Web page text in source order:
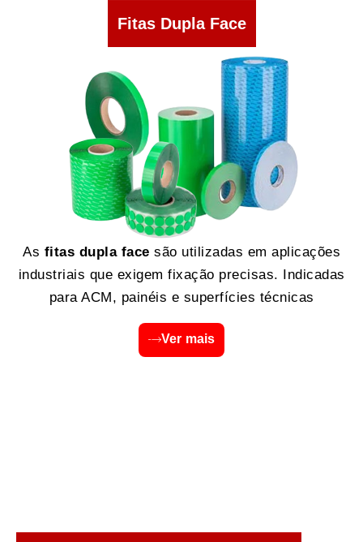
Fitas Dupla Face
As fitas dupla face são utilizadas em aplicações
industriais que exigem fixação precisas. Indicadas
para ACM, painéis e superfícies técnicas
Ver mais